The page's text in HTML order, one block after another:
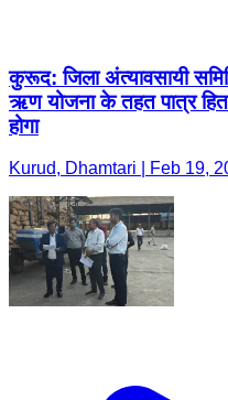
कुरूद: जिला अंत्यावसायी
ऋण योजना के तहत पात्र
होगा
Kurud, Dhamtari | Feb 19,